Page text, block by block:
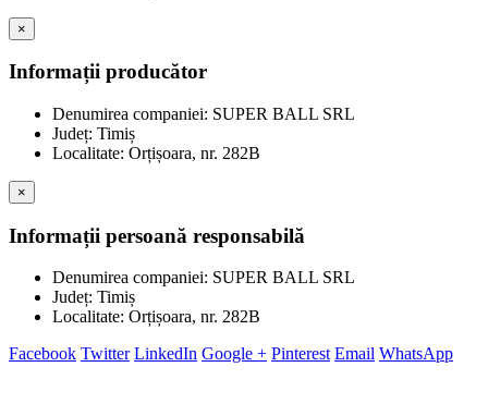
×
Informații producător
Denumirea companiei: SUPER BALL SRL
Județ: Timiș
Localitate: Orțișoara, nr. 282B
×
Informații persoană responsabilă
Denumirea companiei: SUPER BALL SRL
Județ: Timiș
Localitate: Orțișoara, nr. 282B
Facebook Twitter LinkedIn Google + Pinterest Email WhatsApp